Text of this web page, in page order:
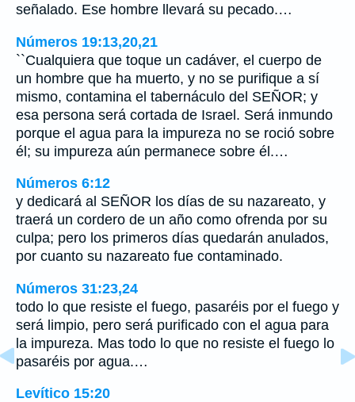
señalado. Ese hombre llevará su pecado.…
Números 19:13,20,21
``Cualquiera que toque un cadáver, el cuerpo de
un hombre que ha muerto, y no se purifique a sí
mismo, contamina el tabernáculo del SEÑOR; y
esa persona será cortada de Israel. Será inmundo
porque el agua para la impureza no se roció sobre
él; su impureza aún permanece sobre él.…
Números 6:12
y dedicará al SEÑOR los días de su nazareato, y
traerá un cordero de un año como ofrenda por su
culpa; pero los primeros días quedarán anulados,
por cuanto su nazareato fue contaminado.
Números 31:23,24
todo lo que resiste el fuego, pasaréis por el fuego y
será limpio, pero será purificado con el agua para
la impureza. Mas todo lo que no resiste el fuego lo
pasaréis por agua.…
Levítico 15:20